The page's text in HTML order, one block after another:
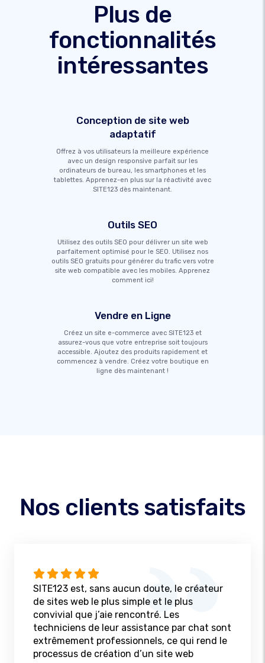
Plus de
fonctionnalités
intéressantes
Conception de site web
adaptatif
Offrez à vos utilisateurs la meilleure expérience
avec un design responsive parfait sur les
ordinateurs de bureau, les smartphones et les
tablettes. Apprenez-en plus sur la réactivité avec
SITE123 dès maintenant.
Outils SEO
Utilisez des outils SEO pour délivrer un site web
parfaitement optimisé pour le SEO. Utilisez nos
outils SEO gratuits pour générer du trafic vers votre
site web compatible avec les mobiles. Apprenez
comment ici!
Vendre en Ligne
Créez un site e-commerce avec SITE123 et
assurez-vous que votre entreprise soit toujours
accessible. Ajoutez des produits rapidement et
commencez à vendre. Créez votre boutique en
ligne dès maintenant !
Nos clients satisfaits
SITE123 est, sans aucun doute, le créateur
de sites web le plus simple et le plus
convivial que j’aie rencontré. Les
techniciens de leur assistance par chat sont
extrêmement professionnels, ce qui rend le
processus de création d’un site web